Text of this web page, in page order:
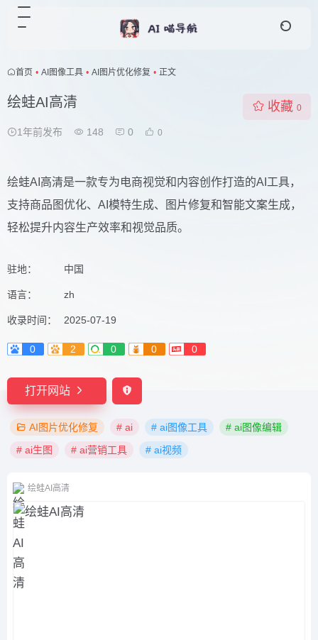
首页 • AI图像工具 • AI图片优化修复 • 正文
绘蛙AI高清
1年前发布 148 0 0
收藏 0
绘蛙AI高清是一款专为电商视觉和内容创作打造的AI工具，
支持商品图优化、AI模特生成、图片修复和智能文案生成，
轻松提升内容生产效率和视觉品质。
驻地： 中国
语言： zh
收录时间： 2025-07-19
0 2 0 0 0
打开网站
AI图片优化修复 # ai # ai图像工具
# ai图像编辑
# ai生图
# ai营销工具 # ai视频
绘蛙AI高清